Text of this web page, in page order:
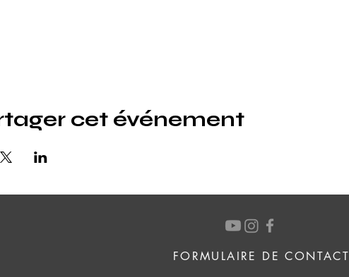
cet événement
FORMULAIRE DE CONTACT